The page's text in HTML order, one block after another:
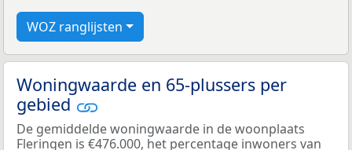
WOZ ranglijsten
Woningwaarde en 65-plussers per
gebied
De gemiddelde woningwaarde in de woonplaats
Fleringen is €476.000, het percentage inwoners van